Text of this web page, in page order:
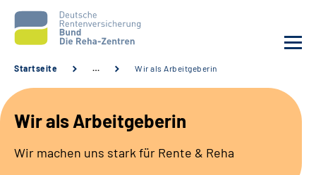
Aktuelles
Unsere Kliniken
Startseite … Wir als Arbeitgeberin
Wir als Arbeitgeberin
Wir machen uns stark für Rente & Reha